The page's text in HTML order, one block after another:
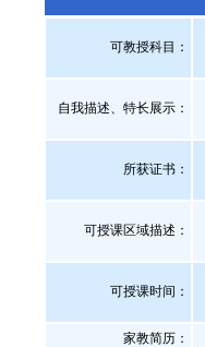
可教授科目：
自我描述、特长展示 ：
所获证书 ：
可授课区域描述：
可授课时间：
家教简历：